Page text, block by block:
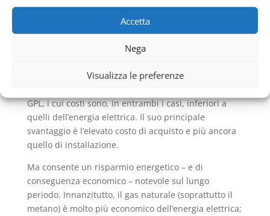
Accetta
Nega
Visualizza le preferenze
calda, riscaldando l’acqua che scorre all’interno della
energia notevole. Lo Scaldabagno a Gas Vaillant
GPL, i cui costi sono, in entrambi i casi, inferiori a
quelli dell’energia elettrica. Il suo principale
svantaggio è l’elevato costo di acquisto e più ancora
quello di installazione.
Ma consente un risparmio energetico – e di
conseguenza economico – notevole sul lungo
periodo. Innanzitutto, il gas naturale (soprattutto il
metano) è molto più economico dell’energia elettrica;